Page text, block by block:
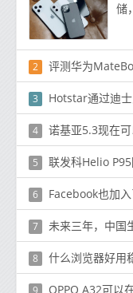
储
2 评测华为
3 Hotstar通过迪
4 诺基亚5.3现在
5 联发科Helio
6 Facebook也加
7 未来三年，中国
8 什么浏览器好用
9 OPPO A32可以